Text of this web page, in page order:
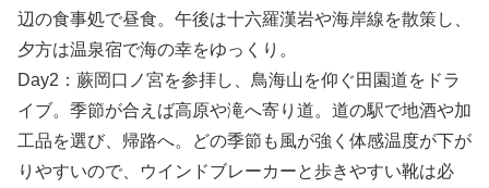
辺の食事処で昼食。午後は十六羅漢岩や海岸線を散策し、
夕方は温泉宿で海の幸をゆっくり。
Day2：蕨岡口ノ宮を参拝し、鳥海山を仰ぐ田園道をドラ
イブ。季節が合えば高原や滝へ寄り道。道の駅で地酒や加
工品を選び、帰路へ。どの季節も風が強く体感温度が下が
りやすいので、ウインドブレーカーと歩きやすい靴は必